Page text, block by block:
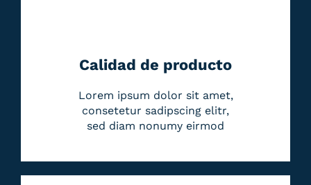
Calidad de producto
Lorem ipsum dolor sit amet,
consetetur sadipscing elitr,
sed diam nonumy eirmod